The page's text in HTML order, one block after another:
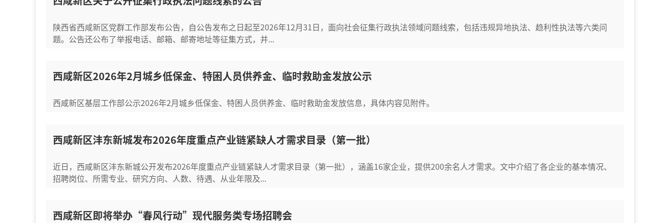
陕西省西咸新区党群工作部发布公告，自公告发布之日起至2026年12月31日，面向社会征集行政执法领域问题线索，包括违规异地执法、趋利性执法等六类问
题。公告还公布了举报电话、邮箱、邮寄地址等征集方式，并...
西咸新区2026年2月城乡低保金、特困人员供养金、临时救助金发放公示
西咸新区基层工作部公示2026年2月城乡低保金、特困人员供养金、临时救助金发放信息，具体内容见附件。
西咸新区沣东新城发布2026年度重点产业链紧缺人才需求目录（第一批）
近日，西咸新区沣东新城公开发布2026年度重点产业链紧缺人才需求目录（第一批），涵盖16家企业，提供200余名人才需求。文中介绍了各企业的基本情况、
招聘岗位、所需专业、研究方向、人数、待遇、从业年限及...
西咸新区即将举办“春风行动”现代服务类专场招聘会